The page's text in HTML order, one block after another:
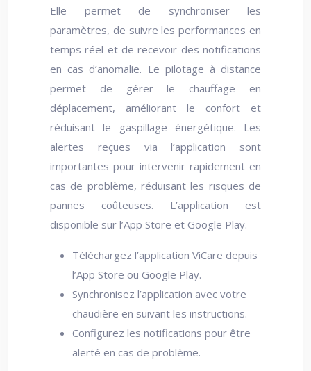
Elle permet de synchroniser les
paramètres, de suivre les performances en
temps réel et de recevoir des notifications
en cas d’anomalie. Le pilotage à distance
permet de gérer le chauffage en
déplacement, améliorant le confort et
réduisant le gaspillage énergétique. Les
alertes reçues via l’application sont
importantes pour intervenir rapidement en
cas de problème, réduisant les risques de
pannes coûteuses. L’application est
disponible sur l’App Store et Google Play.
Téléchargez l’application ViCare depuis
l’App Store ou Google Play.
Synchronisez l’application avec votre
chaudière en suivant les instructions.
Configurez les notifications pour être
alerté en cas de problème.